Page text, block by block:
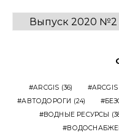
ВЫПУСКИ
ARCGIS (36)
АВТОДОРОГИ (24)
ВОДНЫЕ РЕСУРСЫ